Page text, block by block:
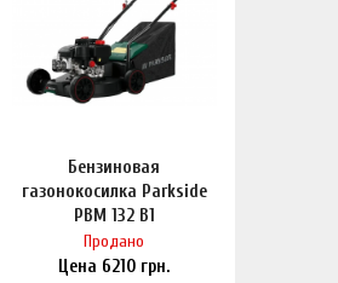
Бензиновая
газонокосилка Parkside
PBM 132 B1
Продано
Цена 6210 грн.